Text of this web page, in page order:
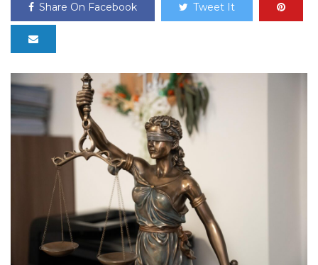
Share On Facebook Tweet It